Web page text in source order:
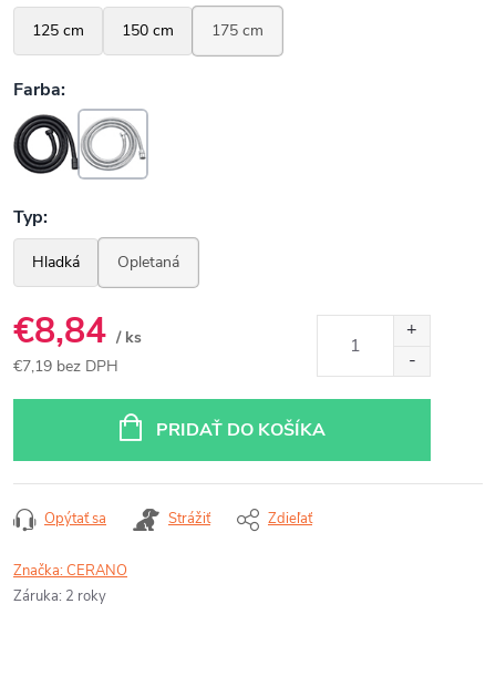
€8,84 / ks
€7,19 bez DPH
PRIDAŤ DO KOŠÍKA
Opýtať sa Strážiť Zdieľať
Značka:CERANO
Záruka: 2 roky